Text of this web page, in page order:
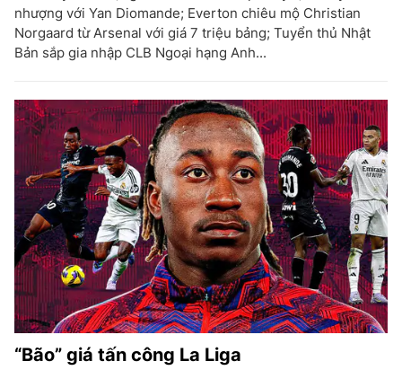
nhượng với Yan Diomande; Everton chiêu mộ Christian
Norgaard từ Arsenal với giá 7 triệu bảng; Tuyển thủ Nhật
Bản sắp gia nhập CLB Ngoại hạng Anh...
“Bão” giá tấn công La Liga